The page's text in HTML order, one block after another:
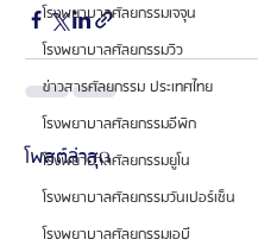
โรงพยาบาลศัลยกรรมเจจุน
โรงพยาบาลศัลยกรรมวิว
ข่าวสารศัลยกรรม ประเทศไทย
โรงพยาบาลศัลยกรรมอีพิก
โรงพยาบาลศัลยกรรมยูโน
โรงพยาบาลศัลยกรรมวันเปอร์เซ็น
โรงพยาบาลศัลยกรรมเอบี
โพสต์ล่าสุด